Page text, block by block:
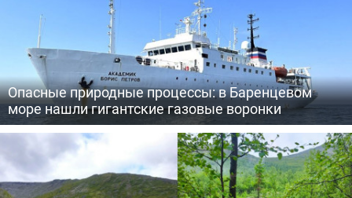
Опасные природные процессы: в Баренцевом
море нашли гигантские газовые воронки